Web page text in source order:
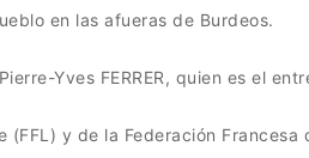
en las afueras de Burdeos.
Yves FERRER, quien es el
y de la Federación Francesa